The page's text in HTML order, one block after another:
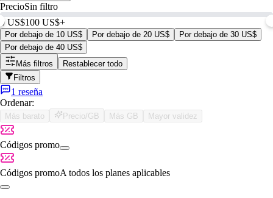
PrecioSin filtro
0 US$100 US$+
Por debajo de 10 US$ Por debajo de 20 US$
Por debajo de 30 US$
Por debajo de 40 US$
Más filtros
Restablecer todo
Filtros
1 reseña
Ordenar:
Más barato Precio/GB Más GB Mayor validez
Códigos promo
Códigos promoA todos los planes aplicables